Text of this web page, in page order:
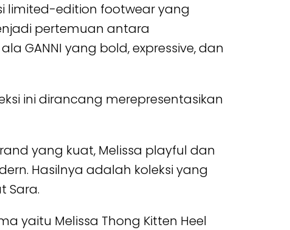
limited-edition footwear yang
pertemuan antara
GANNI yang bold, expressive, dan
ini dirancang merepresentasikan
yang kuat, Melissa playful dan
Hasilnya adalah koleksi yang
Sara.
yaitu Melissa Thong Kitten Heel